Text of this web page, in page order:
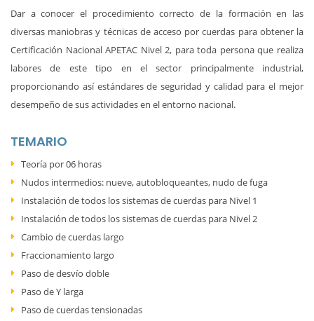
Dar a conocer el procedimiento correcto de la formación en las
diversas maniobras y técnicas de acceso por cuerdas para obtener la
Certificación Nacional APETAC Nivel 2, para toda persona que realiza
labores de este tipo en el sector principalmente industrial,
proporcionando así estándares de seguridad y calidad para el mejor
desempeño de sus actividades en el entorno nacional.
TEMARIO
Teoría por 06 horas
Nudos intermedios: nueve, autobloqueantes, nudo de fuga
Instalación de todos los sistemas de cuerdas para Nivel 1
Instalación de todos los sistemas de cuerdas para Nivel 2
Cambio de cuerdas largo
Fraccionamiento largo
Paso de desvío doble
Paso de Y larga
Paso de cuerdas tensionadas